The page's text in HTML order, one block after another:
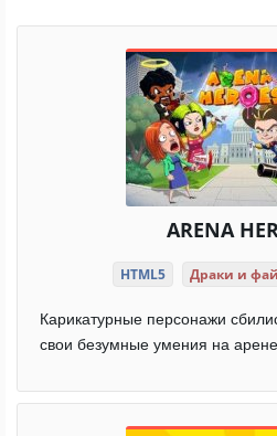
ARENA
HTML5 Драки и
Карикатурные персонажи
свои безумные умения на арене.